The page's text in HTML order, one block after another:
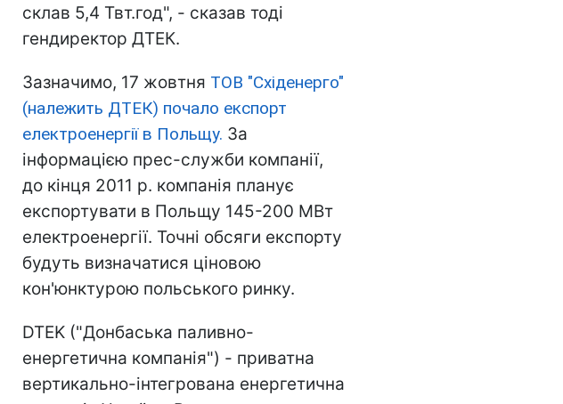
склав 5,4 Твт.год", - сказав тоді
гендиректор ДТЕК.
Зазначимо, 17 жовтня ТОВ "Східенерго"
(належить ДТЕК) почало експорт
електроенергії в Польщу. За
інформацією прес-служби компанії,
до кінця 2011 р. компанія планує
експортувати в Польщу 145-200 МВт
електроенергії. Точні обсяги експорту
будуть визначатися ціновою
кон'юнктурою польського ринку.
DTEK ("Донбаська паливно-
енергетична компанія") - приватна
вертикально-інтегрована енергетична